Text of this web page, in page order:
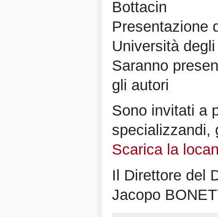
Bottacin
Presentazione
Università
Saranno
gli autori
Sono invitati a
specializzandi,
Scarica la
Il Direttore del
Jacopo